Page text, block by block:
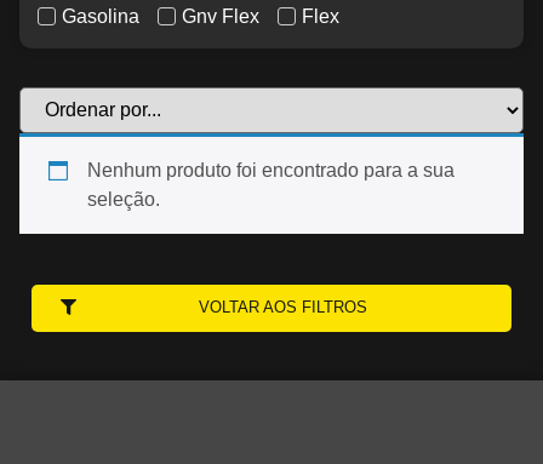
Gasolina Gnv Flex Flex
Nenhum produto foi encontrado para a sua
seleção.
VOLTAR AOS FILTROS